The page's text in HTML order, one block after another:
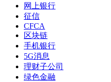
网上银行
征信
CFCA
区块链
手机银行
5G消息
理财子公司
绿色金融